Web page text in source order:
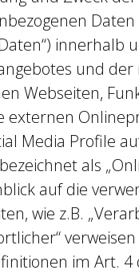
innerhalb
und
Webseiten,
externen
Media Profile
als
auf die
wie z.B.
im Art. 4